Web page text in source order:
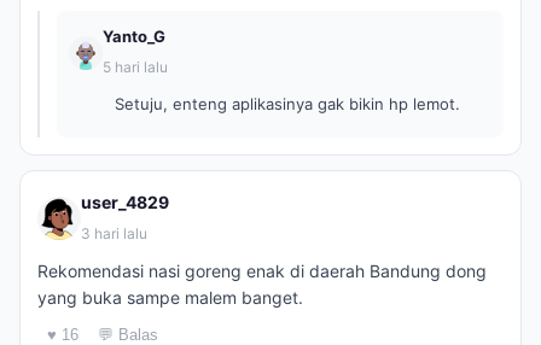
Yanto_G
5 hari lalu
Setuju, enteng aplikasinya gak bikin hp lemot.
user_4829
3 hari lalu
Rekomendasi nasi goreng enak di daerah Bandung dong
yang buka sampe malem banget.
♥ 16 💬 Balas